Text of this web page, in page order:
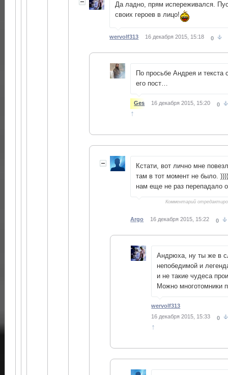
Да ладно, прям испереживался.
своих героев в лицо!
wervolf313 16 декабря 2015, 15:18 0
По просьбе Андрея и текста
его пост…
Ges 16 декабря 2015, 15:20 0
↑
Кстати, вот лично мне
там в тот момент не было.
нам еще не раз перепадало
Комментарий
Argo 16 декабря 2015, 15:22 0
Андрюха, ну ты же в
непобедимой и
и не такие чудеса
Можно многотомники
wervolf313
16 декабря 2015, 15:33
0
↑